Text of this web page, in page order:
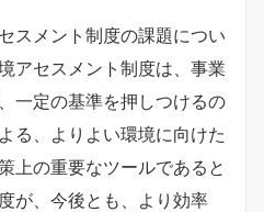
スメント制度の課題につい
アセスメント制度は、事業
一定の基準を押しつけるの
る、よりよい環境に向けた
上の重要なツールであると
が、今後とも、より効率